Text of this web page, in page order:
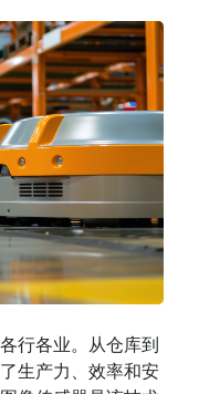
行各业。从仓库到
生产力、效率和安